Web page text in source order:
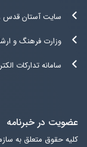
سایت آستان
وزارت فرهنگ و
سامانه تدارکات
عضویت در خبرنامه
کلیه حقوق متعلق به